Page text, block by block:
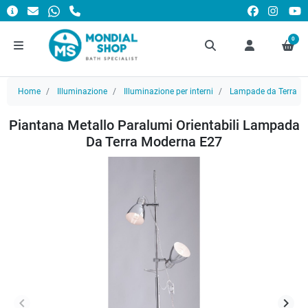
0
Home Illuminazione Illuminazione per interni Lampade da Terra
Piantana Metallo Paralumi Orientabili Lampada
Da Terra Moderna E27
keyboard_arrow_left keyboard_arrow_right